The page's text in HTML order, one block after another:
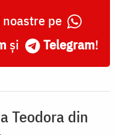
pe
și Telegram!
Teodora din